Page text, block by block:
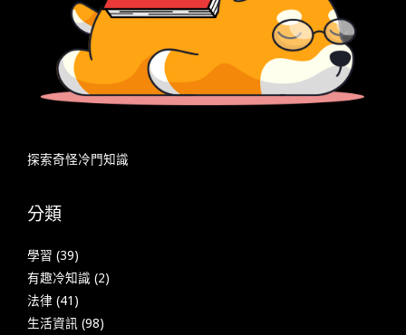
探索奇怪冷門知識
分類
學習 (39)
有趣冷知識 (2)
法律 (41)
生活資訊 (98)